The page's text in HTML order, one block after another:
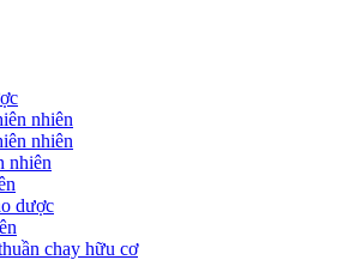
nhiên
nhiên
nhiên
dược
chay hữu cơ